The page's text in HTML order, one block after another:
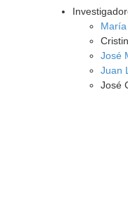
José
Juan
José